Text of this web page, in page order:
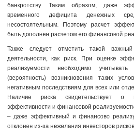
банкротству. Таким образом, даже
временного дефицита денежных
несостоятельным. Поэтому расчет
быть дополнен расчетом его финансовой
Также следует отметить такой важный
деятельности, как риск. При оценке
реализуемости необходимо
(вероятность) возникновения таких
негативным последствиям для всех или
Наличие риска свидетельствует о
эффективности и финансовой
– даже эффективный и финансово
отклонен из-за нежелания инвесторов